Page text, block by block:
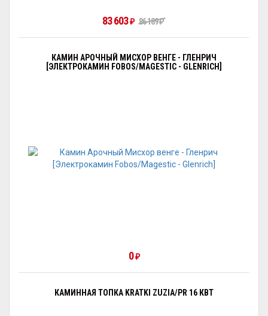
83 603₽ 86 189₽
КАМИН АРОЧНЫЙ МИСХОР ВЕНГЕ - ГЛЕНРИЧ
[ЭЛЕКТРОКАМИН FOBOS/MAGESTIC - GLENRICH]
0₽
КАМИННАЯ ТОПКА KRATKI ZUZIA/PR 16 КВТ